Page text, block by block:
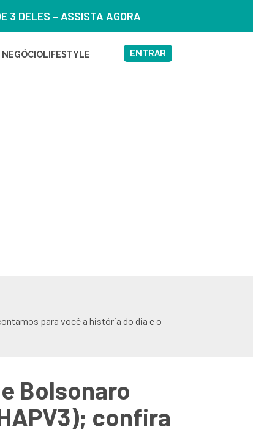
3 DELES – ASSISTA AGORA
NEGÓCIOLIFESTYLE ENTRAR
para você a história do dia e o
Bolsonaro
confira